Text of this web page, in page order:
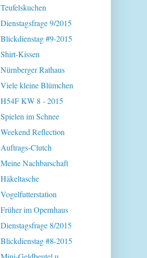
Teufelskuchen
Dienstagsfrage 9/2015
Blickdienstag #9-2015
Shirt-Kissen
Nürnberger Rathaus
Viele kleine Blümchen
H54F KW 8 - 2015
Spielen im Schnee
Weekend Reflection
Auftrags-Clutch
Meine Nachbarschaft
Häkeltasche
Vogelfutterstation
Früher im Opernhaus
Dienstagsfrage 8/2015
Blickdienstag #8-2015